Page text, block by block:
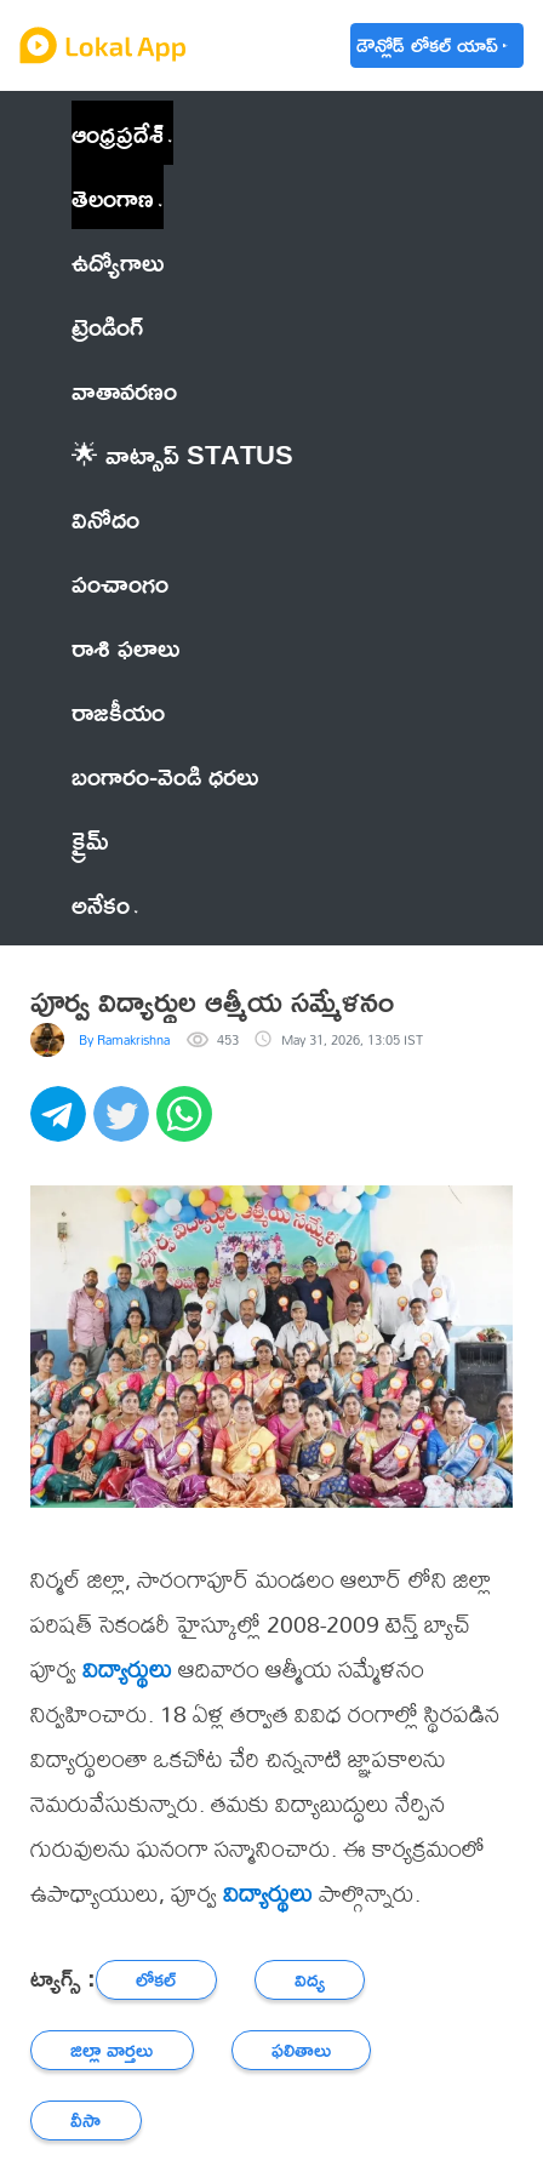
డౌన్లోడ్ లోకల్ యాప్
ఆంధ్రప్రదేశ్
తెలంగాణ
ఉద్యోగాలు
ట్రెండింగ్
వాతావరణం
🌟 వాట్సాప్ STATUS
వినోదం
పంచాంగం
రాశి ఫలాలు
రాజకీయం
బంగారం-వెండి ధరలు
క్రైమ్
అనేకం
పూర్వ విద్యార్థుల ఆత్మీయ సమ్మేళనం
By Ramakrishna 453 May 31, 2026, 13:05 IST
నిర్మల్ జిల్లా, సారంగాపూర్ మండలం ఆలూర్ లోని జిల్లా
పరిషత్ సెకండరీ హైస్కూల్లో 2008-2009 టెన్త్ బ్యాచ్
పూర్వవిద్యార్థులుఆదివారం ఆత్మీయ సమ్మేళనం
నిర్వహించారు. 18 ఏళ్ల తర్వాత వివిధ రంగాల్లో స్థిరపడిన
విద్యార్థులంతా ఒకచోట చేరి చిన్ననాటి జ్ఞాపకాలను
నెమరువేసుకున్నారు. తమకు విద్యాబుద్ధులు నేర్పిన
గురువులను ఘనంగా సన్మానించారు. ఈ కార్యక్రమంలో
ఉపాధ్యాయులు, పూర్వవిద్యార్థులుపాల్గొన్నారు.
ట్యాగ్స్ : లోకల్
విద్య
జిల్లా వార్తలు
ఫలితాలు
వీసా